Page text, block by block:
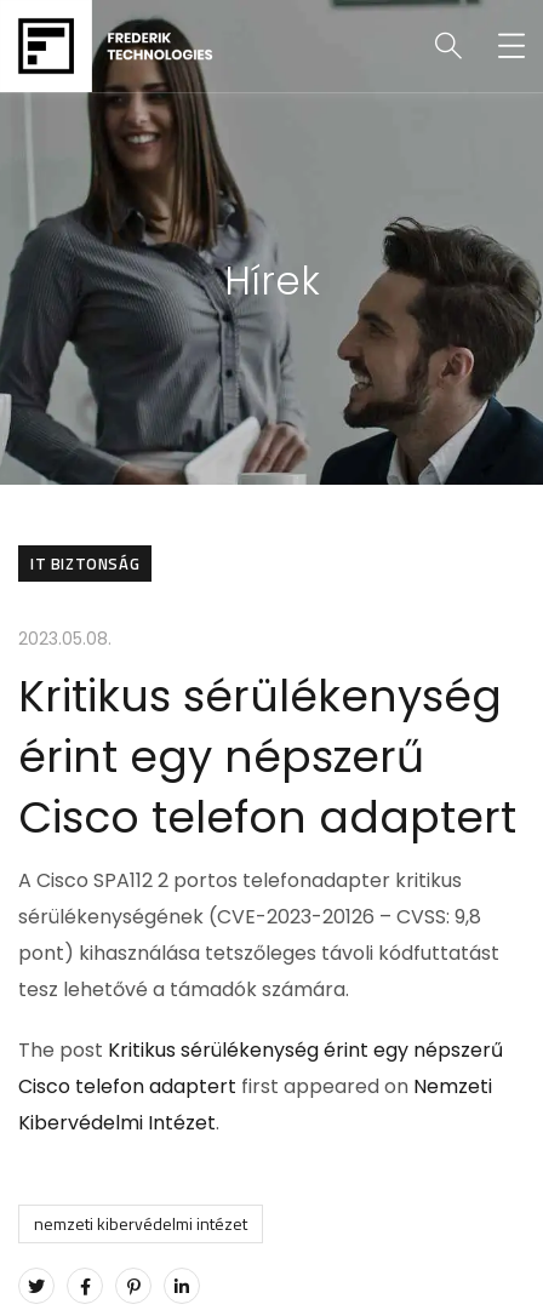
Hírek
IT BIZTONSÁG
2023.05.08.
Kritikus sérülékenység
érint egy népszerű
Cisco telefon adaptert
A Cisco SPA112 2 portos telefonadapter kritikus
sérülékenységének (CVE-2023-20126 – CVSS: 9,8
pont) kihasználása tetszőleges távoli kódfuttatást
tesz lehetővé a támadók számára.
The post Kritikus sérülékenység érint egy népszerű
Cisco telefon adaptert first appeared on Nemzeti
Kibervédelmi Intézet.
nemzeti kibervédelmi intézet